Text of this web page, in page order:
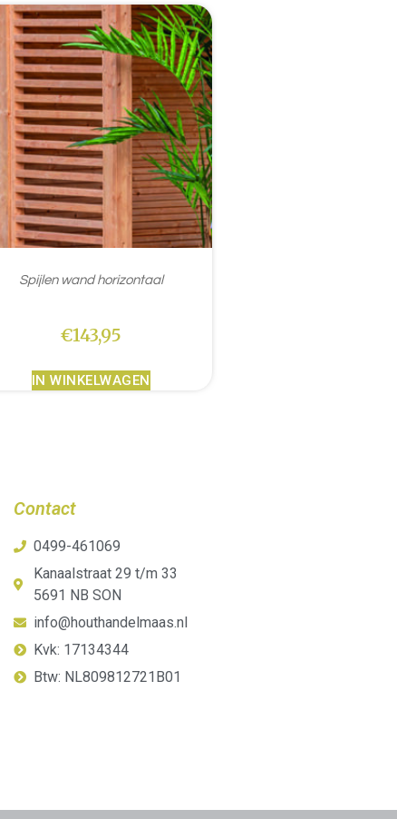
Spijlen wand horizontaal
€143,95
IN WINKELWAGEN
Contact
0499-461069
Kanaalstraat 29 t/m 33
5691 NB SON
info@houthandelmaas.nl
Kvk: 17134344
Btw: NL809812721B01